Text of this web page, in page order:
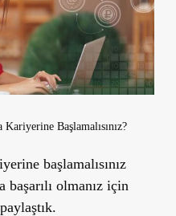
Başlamalısınız?
başlamalısınız
olmanız için